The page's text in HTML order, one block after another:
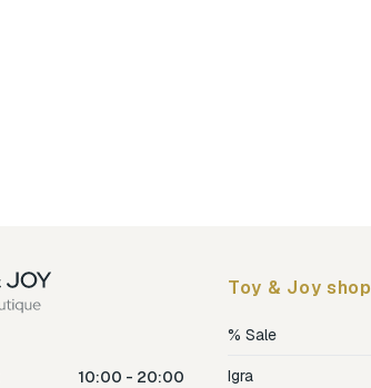
10:00 - 20:00
Toy & Joy shop
% Sale
Igra